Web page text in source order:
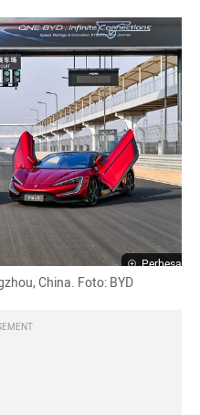
Perbesar
China. Foto: BYD